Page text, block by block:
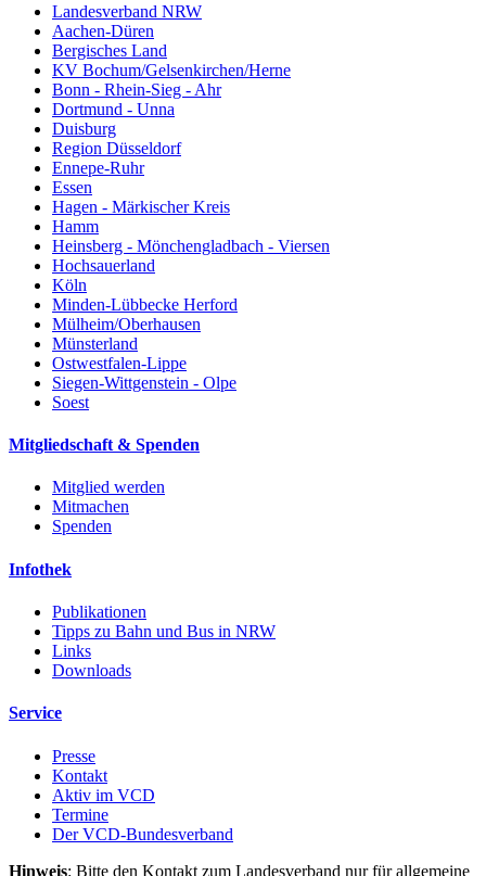
Landesverband NRW
Aachen-Düren
Bergisches Land
KV Bochum/Gelsenkirchen/Herne
Bonn - Rhein-Sieg - Ahr
Dortmund - Unna
Duisburg
Region Düsseldorf
Ennepe-Ruhr
Essen
Hagen - Märkischer Kreis
Hamm
Heinsberg - Mönchengladbach - Viersen
Hochsauerland
Köln
Minden-Lübbecke Herford
Mülheim/Oberhausen
Münsterland
Ostwestfalen-Lippe
Siegen-Wittgenstein - Olpe
Soest
Mitgliedschaft & Spenden
Mitglied werden
Mitmachen
Spenden
Infothek
Publikationen
Tipps zu Bahn und Bus in NRW
Links
Downloads
Service
Presse
Kontakt
Aktiv im VCD
Termine
Der VCD-Bundesverband
Hinweis: Bitte den Kontakt zum Landesverband nur für allgemeine